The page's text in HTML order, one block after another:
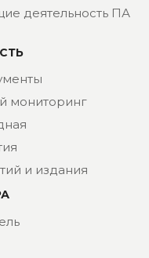
деятельность ПА
мониторинг
и издания